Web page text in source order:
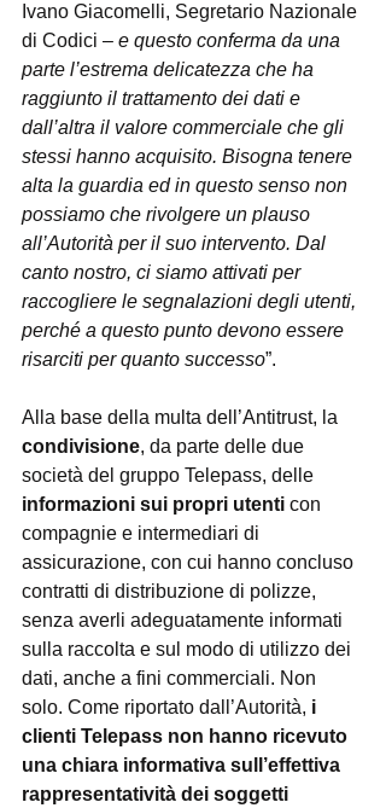
Ivano Giacomelli, Segretario Nazionale
di Codici – e questo conferma da una
parte l’estrema delicatezza che ha
raggiunto il trattamento dei dati e
dall’altra il valore commerciale che gli
stessi hanno acquisito. Bisogna tenere
alta la guardia ed in questo senso non
possiamo che rivolgere un plauso
all’Autorità per il suo intervento. Dal
canto nostro, ci siamo attivati per
raccogliere le segnalazioni degli utenti,
perché a questo punto devono essere
risarciti per quanto successo”.
Alla base della multa dell’Antitrust, la
condivisione, da parte delle due
società del gruppo Telepass, delle
informazioni sui propri utenti con
compagnie e intermediari di
assicurazione, con cui hanno concluso
contratti di distribuzione di polizze,
senza averli adeguatamente informati
sulla raccolta e sul modo di utilizzo dei
dati, anche a fini commerciali. Non
solo. Come riportato dall’Autorità, i
clienti Telepass non hanno ricevuto
una chiara informativa sull’effettiva
rappresentatività dei soggetti